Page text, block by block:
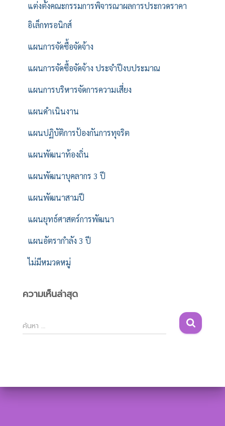
แต่งตั้งคณะกรรมการพิจารณาผลการประกวดราคา
อิเล็กทรอนิกส์
แผนการจัดซื้อจัดจ้าง
แผนการจัดซื้อจัดจ้าง ประจำปีงบประมาณ
แผนการบริหารจัดการความเสี่ยง
แผนดำเนินงาน
แผนปฏิบัติการป้องกันการทุจริต
แผนพัฒนาท้องถิ่น
แผนพัฒนาบุคลากร 3 ปี
แผนพัฒนาสามปี
แผนยุทธ์ศาสตร์การพัฒนา
แผนอัตรากำลัง 3 ปี
ไม่มีหมวดหมู่
ความเห็นล่าสุด
ค้
น
ห
ค้นหา …